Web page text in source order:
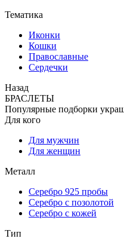
Тематика
Иконки
Кошки
Православные
Сердечки
Назад
БРАСЛЕТЫ
Популярные подборки
Для кого
Для мужчин
Для женщин
Металл
Серебро 925 пробы
Серебро с позолотой
Серебро с кожей
Тип